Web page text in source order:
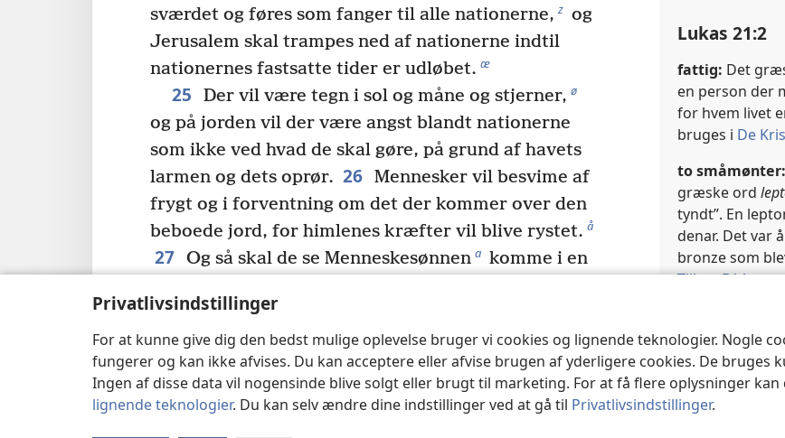
Privatlivsindstillinger
For at kunne give dig den bedst mulige oplevelse bruger vi cookies og lignende teknologier. Nogle
fungerer og kan ikke afvises. Du kan acceptere eller afvise brugen af yderligere cookies. De bruges
Ingen af disse data vil nogensinde blive solgt eller brugt til marketing. For at få flere oplysninger kan
lignende teknologier. Du kan selv ændre dine indstillinger ved at gå til Privatlivsindstillinger.
sværdet og føres som fanger til alle nationerne, z og
Jerusalem skal trampes ned af nationerne indtil
nationernes fastsatte tider er udløbet. æ
25 Der vil være tegn i sol og måne og stjerner, ø
og på jorden vil der være angst blandt nationerne
som ikke ved hvad de skal gøre, på grund af havets
larmen og dets oprør. 26 Mennesker vil besvime af
frygt og i forventning om det der kommer over den
beboede jord, for himlenes kræfter vil blive rystet. å
27 Og så skal de se Menneskesønnen a komme i en
ting begynder at ske, så ret jer op og løft jeres
hoved, for jeres befrielse nærmer sig.”
29 Så fortalte han dem en lignelse: “Læg mærke
til figentræet og alle de andre træer. c 30 Når I ser
Lukas 21:2
fattig: Det
en person der
for hvem livet
bruges i De
to småmønter:
græske ord
tyndt”. En
denar. Det var
bronze som
Tillæg B14.
b Mr 12:42
Lukas 21:3